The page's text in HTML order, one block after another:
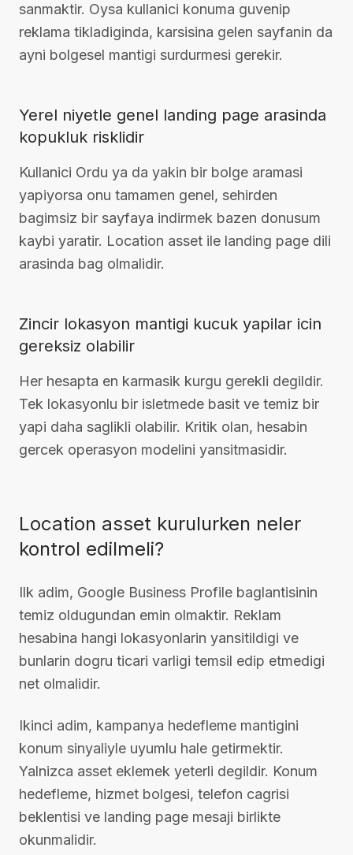
sanmaktir. Oysa kullanici konuma guvenip
reklama tikladiginda, karsisina gelen sayfanin da
ayni bolgesel mantigi surdurmesi gerekir.
Yerel niyetle genel landing page arasinda
kopukluk risklidir
Kullanici Ordu ya da yakin bir bolge aramasi
yapiyorsa onu tamamen genel, sehirden
bagimsiz bir sayfaya indirmek bazen donusum
kaybi yaratir. Location asset ile landing page dili
arasinda bag olmalidir.
Zincir lokasyon mantigi kucuk yapilar icin
gereksiz olabilir
Her hesapta en karmasik kurgu gerekli degildir.
Tek lokasyonlu bir isletmede basit ve temiz bir
yapi daha saglikli olabilir. Kritik olan, hesabin
gercek operasyon modelini yansitmasidir.
Location asset kurulurken neler
kontrol edilmeli?
Ilk adim, Google Business Profile baglantisinin
temiz oldugundan emin olmaktir. Reklam
hesabina hangi lokasyonlarin yansitildigi ve
bunlarin dogru ticari varligi temsil edip etmedigi
net olmalidir.
Ikinci adim, kampanya hedefleme mantigini
konum sinyaliyle uyumlu hale getirmektir.
Yalnizca asset eklemek yeterli degildir. Konum
hedefleme, hizmet bolgesi, telefon cagrisi
beklentisi ve landing page mesaji birlikte
okunmalidir.